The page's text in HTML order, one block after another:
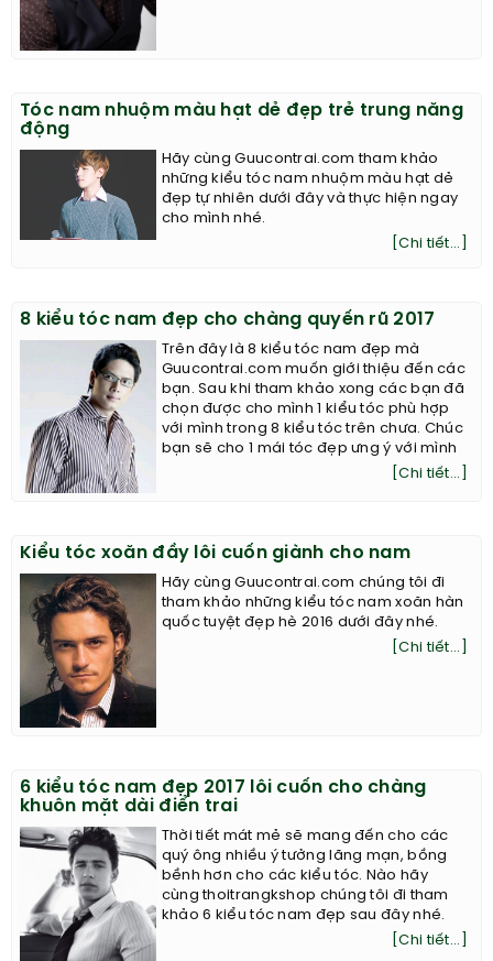
Tóc nam nhuộm màu hạt dẻ đẹp trẻ trung năng
động
Hãy cùng Guucontrai.com tham khảo
những kiểu tóc nam nhuộm màu hạt dẻ
đẹp tự nhiên dưới đây và thực hiện ngay
cho mình nhé.
[Chi tiết...]
8 kiểu tóc nam đẹp cho chàng quyến rũ 2017
Trên đây là 8 kiểu tóc nam đẹp mà
Guucontrai.com muốn giới thiệu đến các
bạn. Sau khi tham khảo xong các bạn đã
chọn được cho mình 1 kiểu tóc phù hợp
với mình trong 8 kiểu tóc trên chưa. Chúc
bạn sẽ cho 1 mái tóc đẹp ưng ý với mình
[Chi tiết...]
Kiểu tóc xoăn đầy lôi cuốn giành cho nam
Hãy cùng Guucontrai.com chúng tôi đi
tham khảo những kiểu tóc nam xoăn hàn
quốc tuyệt đẹp hè 2016 dưới đây nhé.
[Chi tiết...]
6 kiểu tóc nam đẹp 2017 lôi cuốn cho chàng
khuôn mặt dài điển trai
Thời tiết mát mẻ sẽ mang đến cho các
quý ông nhiều ý tưởng lãng mạn, bồng
bềnh hơn cho các kiểu tóc. Nào hãy
cùng thoitrangkshop chúng tôi đi tham
khảo 6 kiểu tóc nam đẹp sau đây nhé.
[Chi tiết...]